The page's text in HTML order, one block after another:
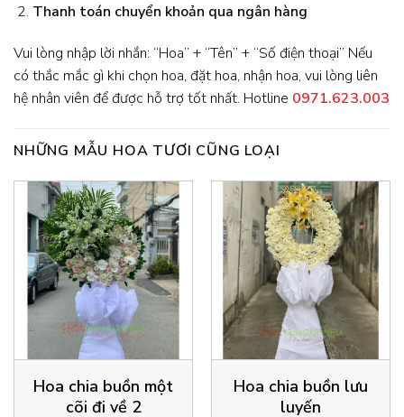
Thanh toán chuyển khoản qua ngân hàng
Vui lòng nhập lời nhắn: “Hoa” + “Tên” + “Số điện thoại” Nếu
có thắc mắc gì khi chọn hoa, đặt hoa, nhận hoa, vui lòng liên
hệ nhân viên để được hỗ trợ tốt nhất. Hotline 0971.623.003
NHỮNG MẪU HOA TƯƠI CŨNG LOẠI
Hoa chia buồn một
cõi đi về 2
Hoa chia buồn lưu
luyến